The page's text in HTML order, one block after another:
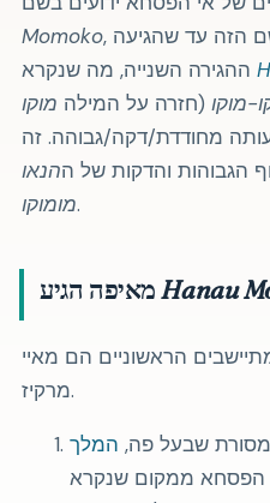
Momoko, אם כי הם לא קיבלו את השם הזה עד שהגיעה
מוקו (חזרה על המילה מוקו
מחודדת/דקה/גבוהה. זה
הגבוהות והדקות של ההנאו
מומוקו.
מאיפה הגיעHanau
הראשוניים הם מאיי
מרקיז.
שבעל פה,